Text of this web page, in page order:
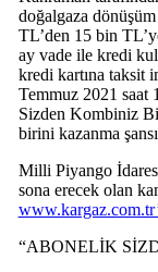
doğalgaza dönüşüm
TL’den 15 bin
ay vade ile kredi
kredi kartına taksit
Temmuz 2021 saat
Sizden Kombiniz
birini kazanma
Milli Piyango
sona erecek olan
“ABONELİK